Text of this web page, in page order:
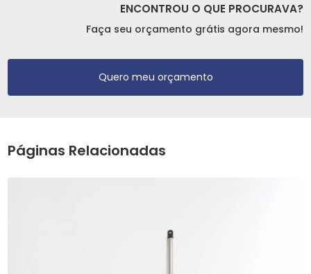
ENCONTROU O QUE PROCURAVA?
Faça seu orçamento grátis agora mesmo!
Quero meu orçamento
Páginas Relacionadas